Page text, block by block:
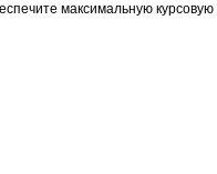
максимальную